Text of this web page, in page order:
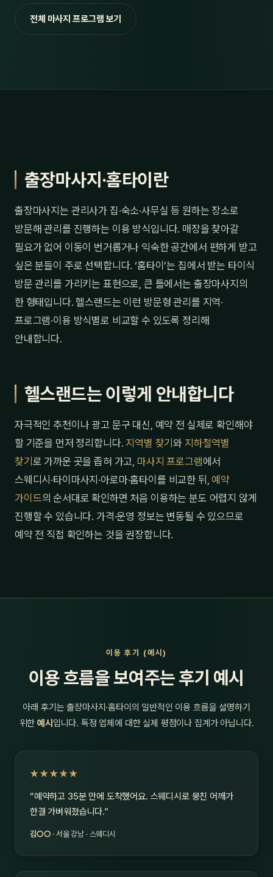
전체 마사지 프로그램 보기
출장마사지·홈타이란
출장마사지는 관리사가 집·숙소·사무실 등 원하는 장소로
방문해 관리를 진행하는 이용 방식입니다. 매장을 찾아갈
필요가 없어 이동이 번거롭거나 익숙한 공간에서 편하게 받고
싶은 분들이 주로 선택합니다. ‘홈타이’는 집에서 받는 타이식
방문 관리를 가리키는 표현으로, 큰 틀에서는 출장마사지의
한 형태입니다. 헬스랜드는 이런 방문형 관리를 지역·
프로그램·이용 방식별로 비교할 수 있도록 정리해
안내합니다.
헬스랜드는 이렇게 안내합니다
자극적인 추천이나 광고 문구 대신, 예약 전 실제로 확인해야
할 기준을 먼저 정리합니다. 지역별 찾기와 지하철역별
찾기 로 가까운 곳을 좁혀 가고, 마사지 프로그램에서
스웨디시·타이마사지·아로마·홈타이를 비교한 뒤, 예약
가이드의 순서대로 확인하면 처음 이용하는 분도 어렵지 않게
진행할 수 있습니다. 가격·운영 정보는 변동될 수 있으므로
예약 전 직접 확인하는 것을 권장합니다.
이용 후기 (예시)
이용 흐름을 보여주는 후기 예시
아래 후기는 출장마사지·홈타이의 일반적인 이용 흐름을 설명하기
위한예시 입니다. 특정 업체에 대한 실제 평점이나 집계가 아닙니다.
★★★★★
“예약하고 35분 만에 도착했어요. 스웨디시로 뭉친 어깨가
한결 가벼워졌습니다.”
김○○ · 서울 강남 · 스웨디시